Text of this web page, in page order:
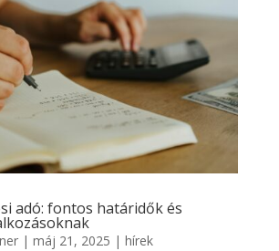
adó: fontos határidők és
| máj 21, 2025 | hírek